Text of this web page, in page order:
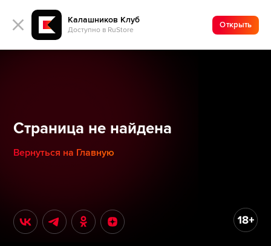
Калашников Клуб
Доступно в RuStore
Открыть
Страница не найдена
Вернуться на Главную